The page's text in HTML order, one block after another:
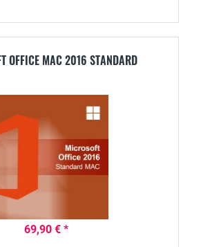
OFFICE MAC 2016 STANDARD
69,90 € *